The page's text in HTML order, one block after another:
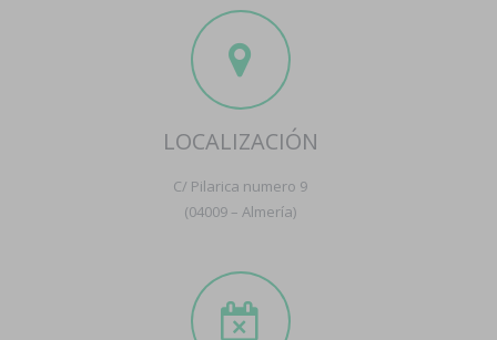
LOCALIZACIÓN
C/ Pilarica numero 9
(04009 – Almería)